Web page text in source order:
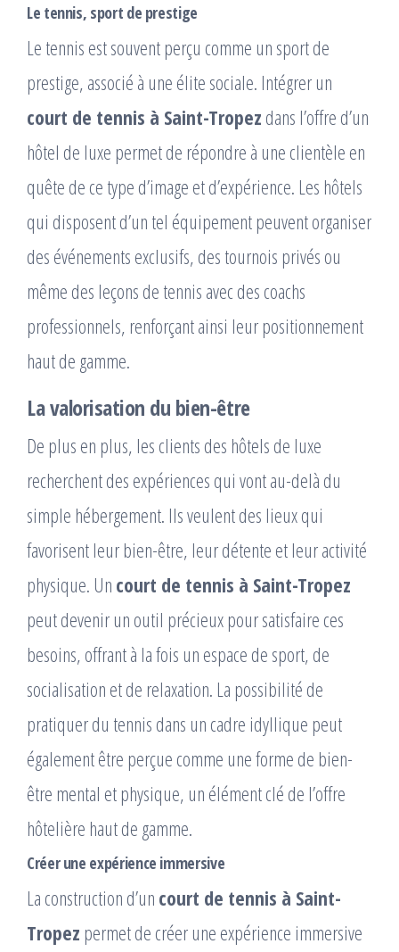
Le tennis, sport de prestige
Le tennis est souvent perçu comme un sport de
prestige, associé à une élite sociale. Intégrer un
court de tennis à Saint-Tropez dans l’offre d’un
hôtel de luxe permet de répondre à une clientèle en
quête de ce type d’image et d’expérience. Les hôtels
qui disposent d’un tel équipement peuvent organiser
des événements exclusifs, des tournois privés ou
même des leçons de tennis avec des coachs
professionnels, renforçant ainsi leur positionnement
haut de gamme.
La valorisation du bien-être
De plus en plus, les clients des hôtels de luxe
recherchent des expériences qui vont au-delà du
simple hébergement. Ils veulent des lieux qui
favorisent leur bien-être, leur détente et leur activité
physique. Un court de tennis à Saint-Tropez
peut devenir un outil précieux pour satisfaire ces
besoins, offrant à la fois un espace de sport, de
socialisation et de relaxation. La possibilité de
pratiquer du tennis dans un cadre idyllique peut
également être perçue comme une forme de bien-
être mental et physique, un élément clé de l’offre
hôtelière haut de gamme.
Créer une expérience immersive
La construction d’un court de tennis à Saint-
Tropez permet de créer une expérience immersive